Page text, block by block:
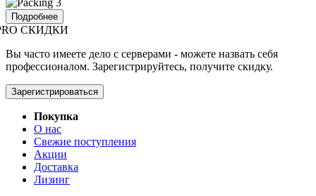
Подробнее
СКИДКИ
Вы часто имеете дело с серверами - можете назвать себя
профессионалом. Зарегистрируйтесь, получите скидку.
Зарегистрироваться
Покупка
О нас
Свежие поступления
Акции
Доставка
Лизинг